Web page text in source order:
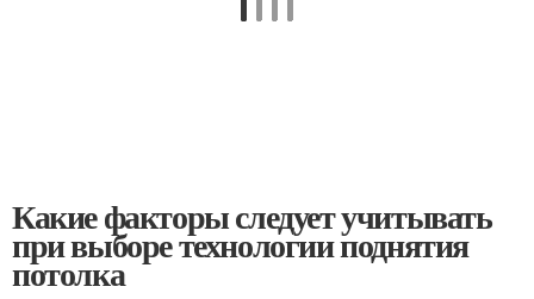
Какие факторы следует учитывать
при выборе технологии поднятия
потолка